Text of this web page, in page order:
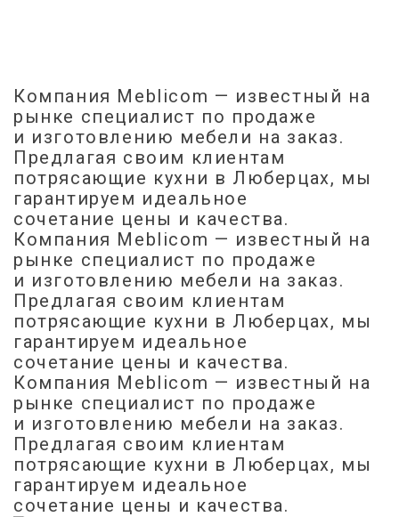
Компания Meblicom — известный на
рынке специалист по продаже
и изготовлению мебели на заказ.
Предлагая своим клиентам
потрясающие кухни в Люберцах, мы
гарантируем идеальное
сочетание цены и качества.
Компания Meblicom — известный на
рынке специалист по продаже
и изготовлению мебели на заказ.
Предлагая своим клиентам
потрясающие кухни в Люберцах, мы
гарантируем идеальное
сочетание цены и качества.
Компания Meblicom — известный на
рынке специалист по продаже
и изготовлению мебели на заказ.
Предлагая своим клиентам
потрясающие кухни в Люберцах, мы
гарантируем идеальное
сочетание цены и качества.